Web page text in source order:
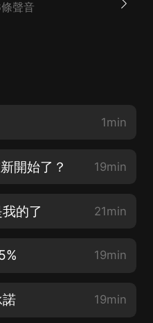
聲音
1min
開始了？ 19min
的了 21min
19min
19min